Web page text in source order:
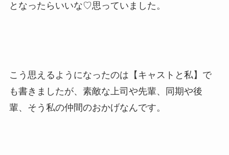
となったらいいな♡思っていました。
こう思えるようになったのは【キャストと私】で
も書きましたが、素敵な上司や先輩、同期や後
輩、そう私の仲間のおかげなんです。